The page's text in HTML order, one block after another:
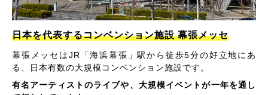
日本を代表するコンベンション施設 幕張メッセ
幕張メッセはJR「海浜幕張」駅から徒歩5分の好立地にあ
る、日本有数の大規模コンベンション施設です。
有名アーティストのライブや、大規模イベントが一年を通し